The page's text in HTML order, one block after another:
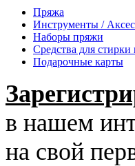
Пряжа
Инструменты /
Наборы пряжи
Средства для стирки
Подарочные карты
в нашем
на свой